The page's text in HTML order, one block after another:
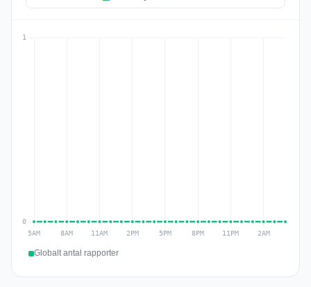
Globalt antal rapporter